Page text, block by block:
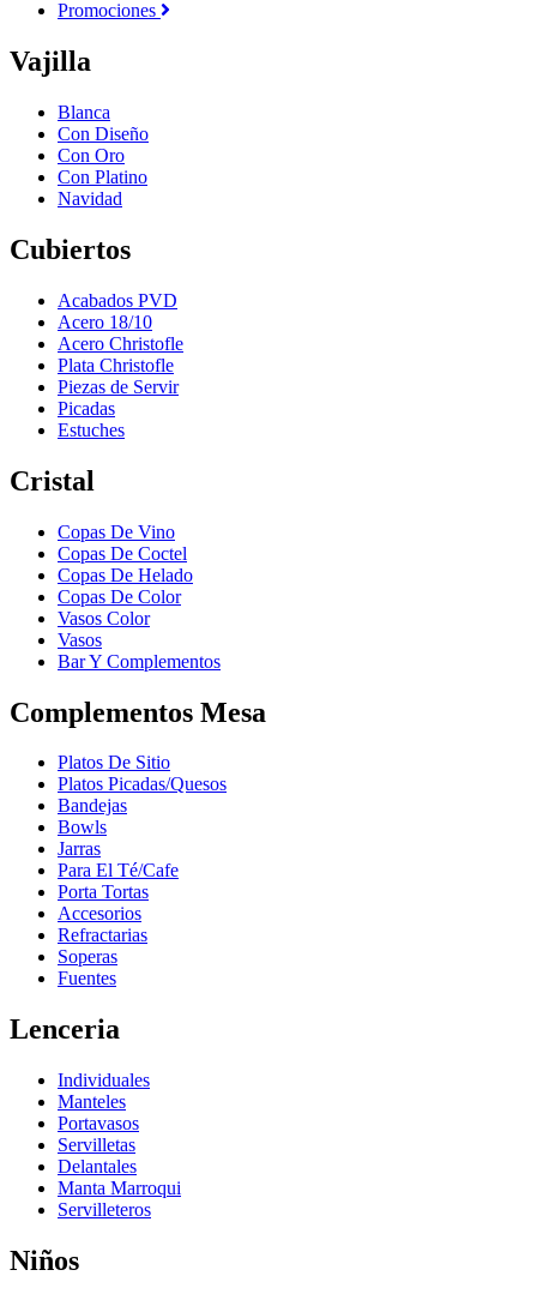
Promociones
Vajilla
Blanca
Con Diseño
Con Oro
Con Platino
Navidad
Cubiertos
Acabados PVD
Acero 18/10
Acero Christofle
Plata Christofle
Piezas de Servir
Picadas
Estuches
Cristal
Copas De Vino
Copas De Coctel
Copas De Helado
Copas De Color
Vasos Color
Vasos
Bar Y Complementos
Complementos Mesa
Platos De Sitio
Platos Picadas/Quesos
Bandejas
Bowls
Jarras
Para El Té/Cafe
Porta Tortas
Accesorios
Refractarias
Soperas
Fuentes
Lenceria
Individuales
Manteles
Portavasos
Servilletas
Delantales
Manta Marroqui
Servilleteros
Niños